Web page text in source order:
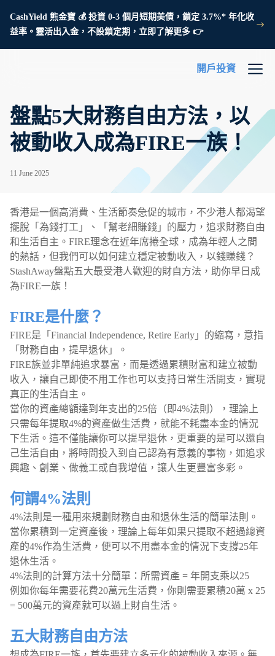
CashYield 熊金寶 💰 投資 0-3 個月短期美債，鎖定 3.7%* 年化收
益率。靈活出入金，不設鎖定期，立即了解更多 👉
開戶投資
盤點5大財務自由方法，以
被動收入成為FIRE一族！
11 June 2025
香港是一個高消費、生活節奏急促的城市，不少港人都渴望
擺脫「為錢打工」、「幫老細賺錢」的壓力，追求財務自由
和生活自主。FIRE理念在近年席捲全球，成為年輕人之間
的熱話，但我們可以如何建立穩定被動收入，以錢賺錢？
StashAway盤點五大最受港人歡迎的財自方法，助你早日成
為FIRE一族！
FIRE是什麼？
FIRE是「Financial Independence, Retire Early」的縮寫，意指
「財務自由，提早退休」。
FIRE族並非單純追求暴富，而是透過累積財富和建立被動
收入，讓自己即使不用工作也可以支持日常生活開支，實現
真正的生活自主。
當你的資產總額達到年支出的25倍（即4%法則），理論上
只需每年提取4%的資產做生活費，就能不耗盡本金的情況
下生活。這不僅能讓你可以提早退休，更重要的是可以還自
己生活自由，將時間投入到自己認為有意義的事物，如追求
興趣、創業、做義工或自我增值，讓人生更豐富多彩。
何謂4%法則
4%法則是一種用來規劃財務自由和退休生活的簡單法則。
當你累積到一定資產後，理論上每年如果只提取不超過總資
產的4%作為生活費，便可以不用盡本金的情況下支撐25年
退休生活。
4%法則的計算方法十分簡單：所需資產 = 年開支乘以25
例如你每年需要花費20萬元生活費，你則需要累積20萬 x 25
= 500萬元的資產就可以過上財自生活。
五大財務自由方法